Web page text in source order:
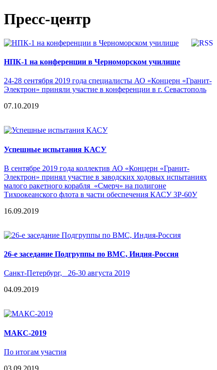
Пресс-центр
НПК-1 на конференции в Черноморском училище
24-28 сентября 2019 года специалисты АО «Концерн «Гранит-
Электрон» приняли участие в конференции в г. Севастополь
07.10.2019
Успешные испытания КАСУ
В сентябре 2019 года коллектив АО «Концерн «Гранит-
Электрон» принял участие в заводских ходовых испытаниях
малого ракетного корабля «Смерч» на полигоне
Тихоокеанского флота в части обеспечения КАСУ 3Р-60У
16.09.2019
26-е заседание Подгруппы по ВМС, Индия-Россия
Санкт-Петербург, 26-30 августа 2019
04.09.2019
МАКС-2019
По итогам участия
03.09.2019